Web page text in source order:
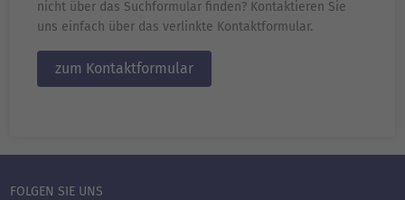
nicht über das Suchformular finden? Kontaktieren Sie
uns einfach über das verlinkte Kontaktformular.
zum Kontaktformular
FOLGEN SIE UNS